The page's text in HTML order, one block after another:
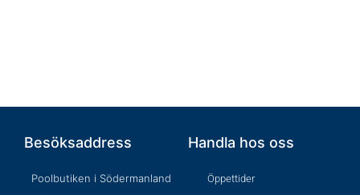
Besöksaddress
Poolbutiken i Södermanland
Handla hos oss
Öppettider